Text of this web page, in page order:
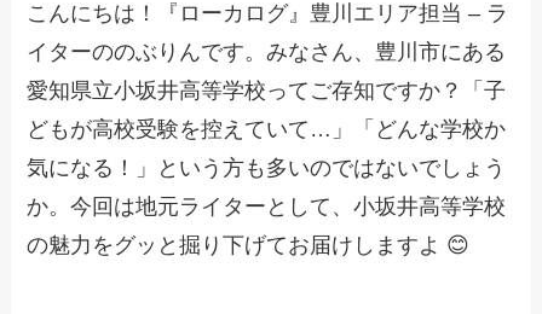
こんにちは！『ローカログ』豊川エリア担当 – ラ
イターののぶりんです。みなさん、豊川市にある
愛知県立小坂井高等学校ってご存知ですか？「子
どもが高校受験を控えていて…」「どんな学校か
気になる！」という方も多いのではないでしょう
か。今回は地元ライターとして、小坂井高等学校
の魅力をグッと掘り下げてお届けしますよ 😊